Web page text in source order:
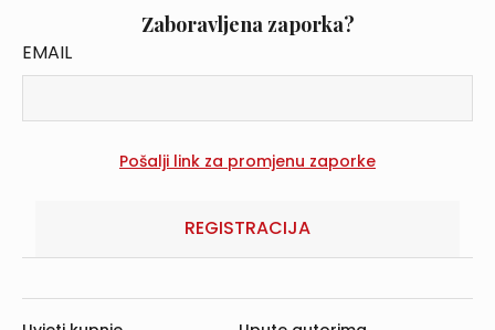
Zaboravljena zaporka?
EMAIL
REGISTRACIJA